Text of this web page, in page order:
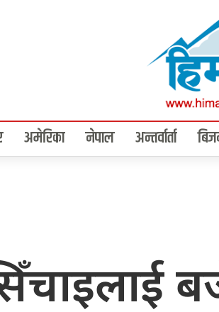
अमेरिका नेपाल अन्तर्वार्ता